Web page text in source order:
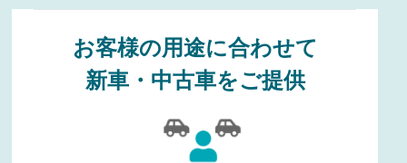
お客様の用途に合わせて
新車・中古車をご提供